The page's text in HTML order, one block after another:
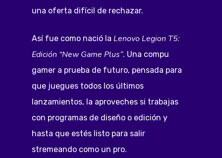
una oferta difícil de rechazar.
Así fue como nació la Lenovo Legion T5:
Edición “New Game Plus”. Una compu
gamer a prueba de futuro, pensada para
que juegues todos los últimos
lanzamientos, la aproveches si trabajas
con programas de diseño o edición y
hasta que estés listo para salir
stremeando como un pro.